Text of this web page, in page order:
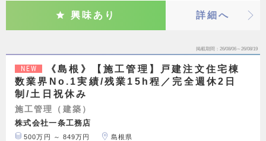
興味あり 詳細へ
掲載期間 26/08/06～26/08/19
NEW
《島根》【施工管理】戸建注文住宅棟
数業界No.1実績/残業15h程／完全週休2日
制/土日祝休み
施工管理（建築）
株式会社一条工務店
500万円 ～ 849万円 島根県